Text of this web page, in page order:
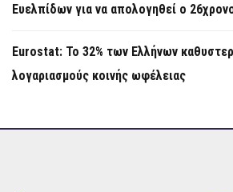
Ευελπίδων για να απολογηθεί ο
Eurostat: Το 32% των Ελλήνων
λογαριασμούς κοινής ωφέλειας